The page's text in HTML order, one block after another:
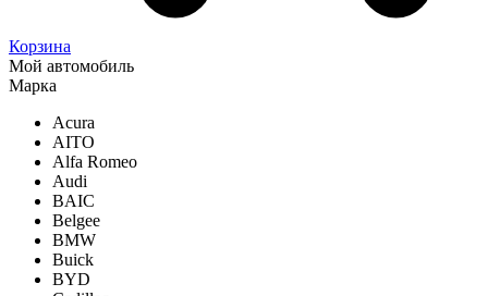
Корзина
Мой автомобиль
Марка
Acura
AITO
Alfa Romeo
Audi
BAIC
Belgee
BMW
Buick
BYD